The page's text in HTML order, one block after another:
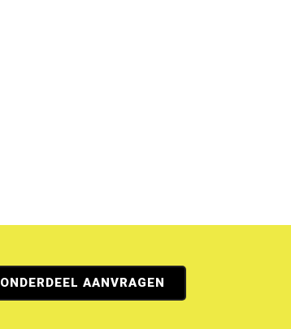
ONDERDEEL AANVRAGEN